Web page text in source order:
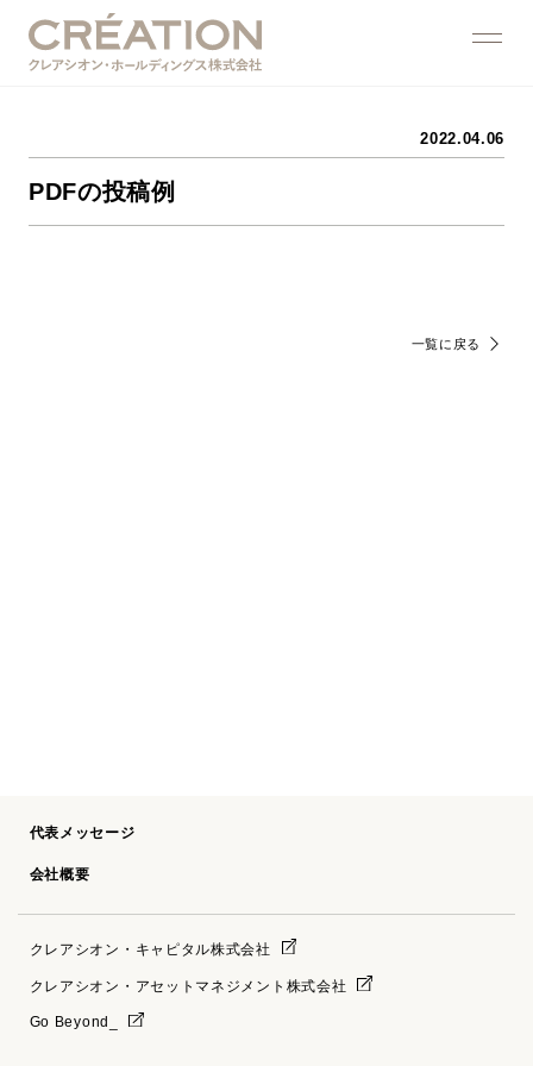
2022.04.06
PDFの投稿例
一覧に戻る
代表メッセージ
会社概要
クレアシオン・キャピタル株式会社
クレアシオン・アセットマネジメント株式会社
Go Beyond_